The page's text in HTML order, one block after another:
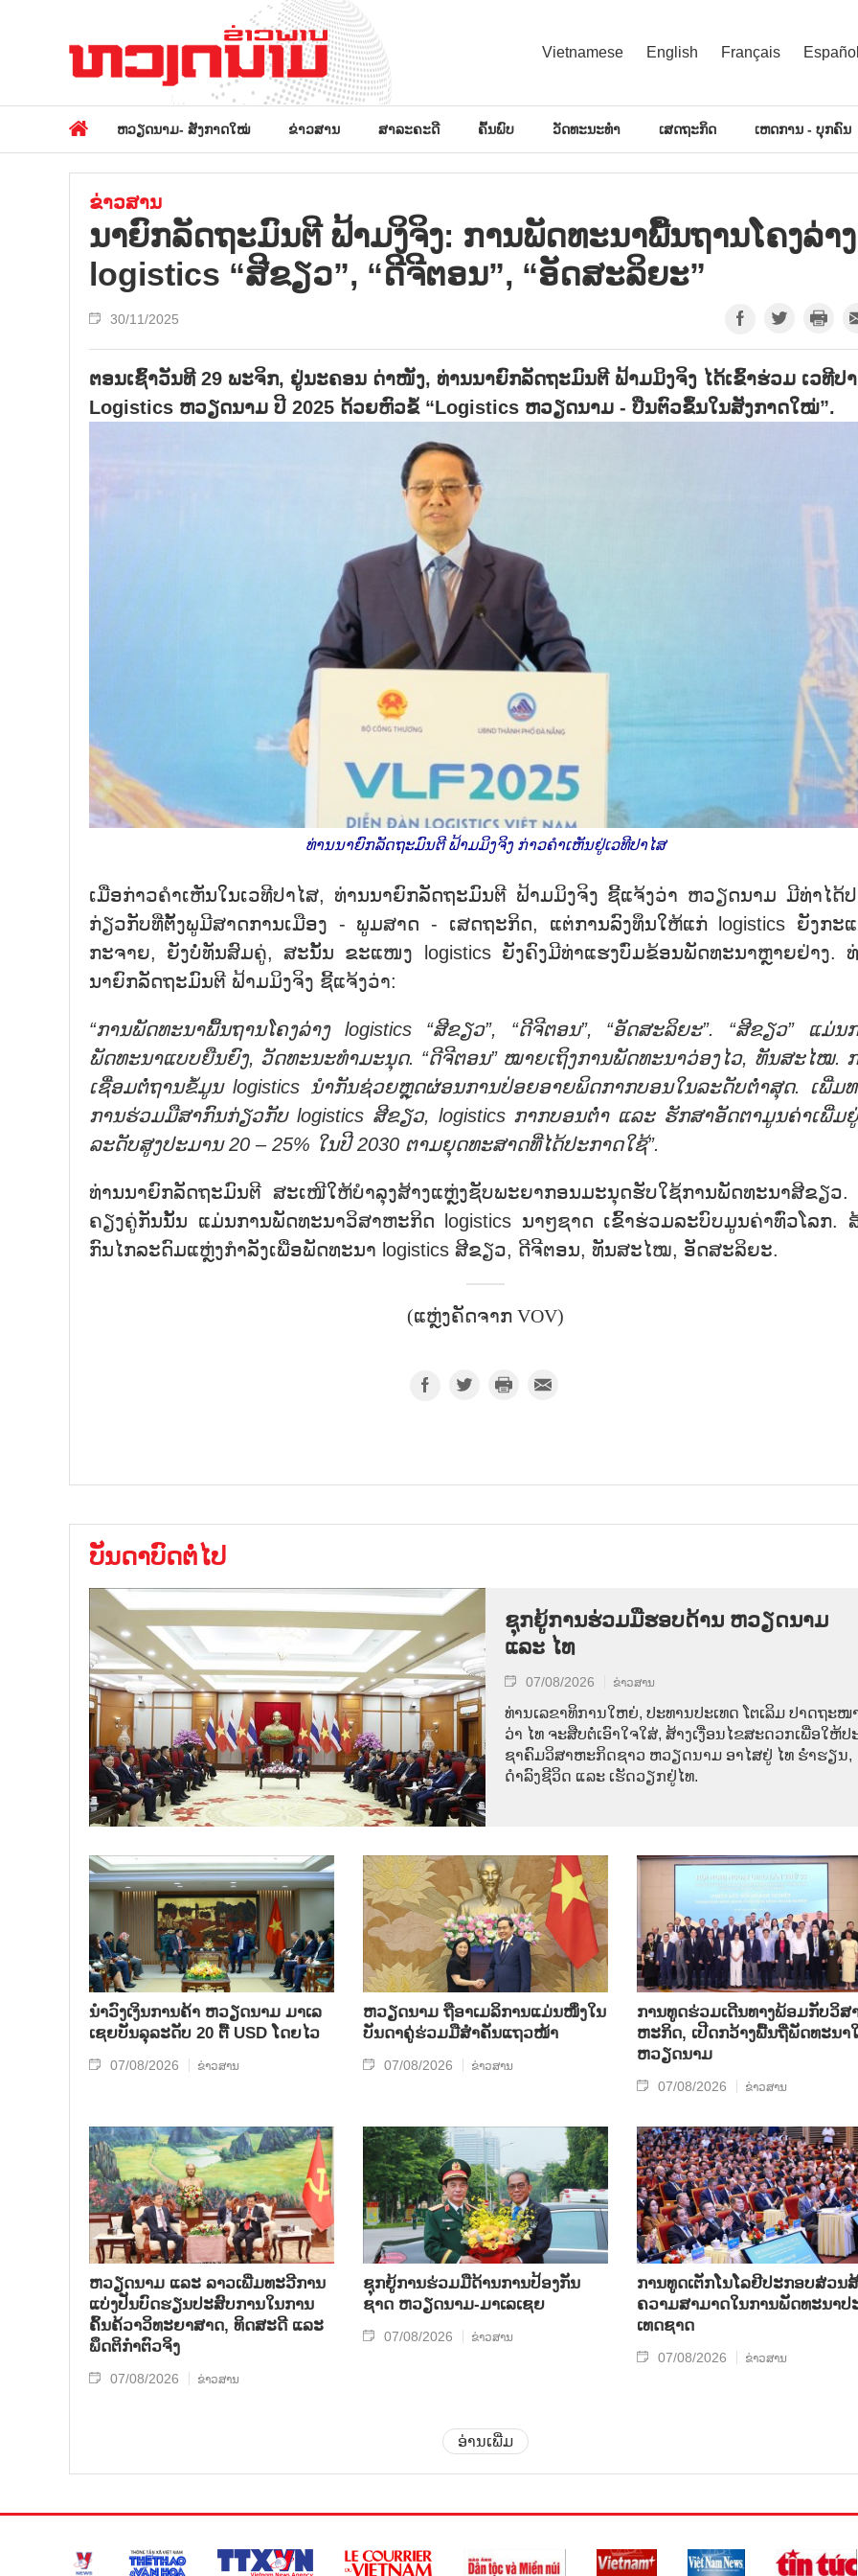
Vietnamese English Français
ຫວຽດນາມ- ສັງກາດໃໝ່ ຂ່າວສານ ສາລະຄະດີ ຄົ້ນພົບ ວັດທະນະທຳ ເສດຖະກິດ ເຫດການ - ບຸກຄົນ
ຂ່າວສານ
ນາ​ຍົກ​ລັດ​ຖ​ະ​ມົນ​ຕີ ຟ້າມ​ງິ​ຈິງ: ການ​ພັດ​ທະ​ນາ​ພື້ນ​ຖານ​ໂຄງ​ລ່າງ
logistics “ສີ​ຂຽວ”, “ດີ​ຈີ​ຕອນ”, “ອັດ​ສະ​ລິ​ຍະ”
30/11/2025
ຕອນເຊົ້າວັນທີ 29 ພະຈິກ, ຢູ່ນະຄອນ ດ່າໜັງ, ທ່ານນາຍົກລັດຖະມົນຕີ ຟ້າມມິງຈິງ ໄດ້ເຂົ້າຮ່ວມ ເວທີປ
Logistics ຫວຽດນາມ ປີ 2025 ດ້ວຍຫົວຂໍ້ “Logistics ຫວຽດນາມ - ບືນຕົວຂຶ້ນໃນສັງກາດໃໝ່”.
ທ່ານນາຍົກລັດຖະມົນຕີ ຟ້າມມິງຈິງ ກ່າວຄຳເຫັນຢູ່ເວທີປາໄສ
ເມື່ອກ່າວຄຳເຫັນໃນເວທີປາໄສ, ທ່ານນາຍົກລັດຖະມົນຕີ ຟ້າມມິງຈິງ ຊີ້ແຈ້ງວ່າ ຫວຽດນາມ ມີທ່າໄດ້
ກ່ຽວກັບທີ່ຕັ້ງພູມີສາດການເມືອງ - ພູມສາດ - ເສດຖະກິດ, ແຕ່ການລົງທຶນໃຫ້ແກ່ logistics ຍັງກະ
ກະຈາຍ, ຍັງບໍ່ທັນສົມຄູ່, ສະນັ້ນ ຂະແໜງ logistics ຍັງຄົງມີທ່າແຮງບົ່ມຂ້ອນພັດທະນາຫຼາຍຢ່າງ.
ນາຍົກລັດຖະມົນຕີ ຟ້າມມິງຈິງ ຊີ້ແຈ້ງວ່າ:
“ການພັດທະນາພື້ນຖານໂຄງລ່າງ logistics “ສີຂຽວ”, “ດີຈີຕອນ”, “ອັດສະລິຍະ”. “ສີຂຽວ” ແມ່ນ
ພັດທະນາແບບຍືນຍົງ, ວັດທະນະທຳມະນຸດ. “ດີຈີຕອນ” ໝາຍເຖິງການພັດທະນາວ່ອງໄວ, ທັນສະໄໝ.
ເຊື່ອມຕໍ່ຖານຂໍ້ມູນ logistics ນຳກັນຊ່ວຍຫຼຸດຜ່ອນການປ່ອຍອາຍພິດກາກບອນໃນລະດັບຕ່ຳສຸດ. ເພີ່ມ
ການຮ່ວມມືສາກົນກ່ຽວກັບ logistics ສີຂຽວ, logistics ກາກບອນຕ່ຳ ແລະ ຮັກສາອັດຕາມູນຄ່າເພີ່ມ
ລະດັບສູງປະມານ 20 –25% ໃນປີ 2030 ຕາມຍຸດທະສາດທີ່ໄດ້ປະກາດໃຊ້”.
ທ່ານນາຍົກລັດຖະມົນຕີ ສະເໜີໃຫ້ບຳລຸງສ້າງແຫຼ່ງຊັບພະຍາກອນມະນຸດຮັບໃຊ້ການພັດທະນາສີຂຽວ.
ຄຽງຄູ່ກັນນັ້ນ ແມ່ນການພັດທະນາວິສາຫະກິດ logistics ນາໆຊາດ ເຂົ້າຮ່ວມລະບົບມູນຄ່າທົ່ວໂລກ.
ກົນໄກລະດົມແຫຼ່ງກຳລັງເພື່ອພັດທະນາ logistics ສີຂຽວ, ດີຈີຕອນ, ທັນສະໄໝ, ອັດສະລິຍະ.
(ແຫຼ່ງຄັດຈາກ VOV)
ບັນດາບົດຕໍ່ໄປ
ຊຸກຍູ້ການຮ່ວມມືຮອບດ້ານ ຫວຽດນາມ
ແລະ ໄທ
07/08/2026 ຂ່າວສານ
ທ່ານ​ເລ​ຂາ​ທິ​ການ​ໃຫຍ່, ປະ​ທານ​ປະ​ເທດ ໂຕ​ເລິມ ປາດ​ຖະ​ໜ
ວ່າ ໄທ​ ຈະ​ສືບ​ຕໍ່​ເອົາ​ໃຈ​ໃສ່, ສ້າງ​ເງື່ອນ​ໄຂ​ສະ​ດວກ​ເພື່ອ​ໃຫ້​ປ
ຊາ​ຄົມ​ວ​ິ​ສາ​ຫະ​ກິດ​ຊາວ ຫວຽດ​ນາມ ອາ​ໄສ​ຢູ່ ໄທ ຮ່ຳ​ຮຽນ,
ດຳ​ລົງ​ຊີ​ວິດ ແລະ ເຮັດ​ວຽກ​ຢູ່​ໄທ.
ນຳ​ວົງ​ເງິນ​ການ​ຄ້າ ຫວຽດ​ນາມ ມາ​ເລ​
ເຊຍ​ບັນ​ລຸ​ລະ​ດັບ 20 ຕື້ USD ໂດຍ​ໄວ
07/08/2026 ຂ່າວສານ
ຫ​ວຽດ​ນາມ ຖື​ອາ​ເມ​ລິ​ການ​ແມ່ນ​ໜຶ່ງ​ໃນ​
ບັນ​ດາ​ຄູ່​ຮ່ວມ​ມື​ສຳ​ຄັນ​ແຖວ​ໜ້າ
07/08/2026 ຂ່າວສານ
ການ​ທູດ​ຮ່ວມ​ເດີນ​ທາງ​ພ້ອມກັບ​ວິ​ສ
ຫະ​ກ​ິດ, ເປີດກວ້າງ​ພື້ນ​ຖີ່​ພັດ​ທະ​ນາ​
ຫວຽດ​ນາມ
07/08/2026 ຂ່າວສານ
ຫວຽດ​ນາມ ແລະ ລາວ​ເພີ່ມ​ທະ​ວີ​ການ​
ແບ່​ງ​ປັນ​ບົດ​ຮຽນ​ປະ​ສົບ​ການ​ໃນ​ການ​
ຄົ້ນ​ຄ້​ວາ​ວິ​ທະ​ຍາ​ສາດ, ທິດ​ສະ​ດີ ແລະ
ພຶດ​ຕິ​ກຳຕົວ​ຈິງ
07/08/2026 ຂ່າວສານ
ຊຸກ​ຍູ້​ການ​ຮ່ວມ​ມື​ດ້ານ​ການ​ປ້ອງ​ກັນ​
ຊາດ ຫວຽດ​ນາມ-ມາ​ເລ​ເຊຍ
07/08/2026 ຂ່າວສານ
ການ​ທູດ​ເຕັກ​ໂນ​ໂລ​ຢີ​ປະ​ກອບ​ສ່ວນ​
ຄວາມ​ສາ​ມາດ​ໃນ​ການ​ພັດ​ທະ​ນາ​ປ
ເທດ​ຊາດ
07/08/2026 ຂ່າວສານ
ອ່ານເພີ່ມ